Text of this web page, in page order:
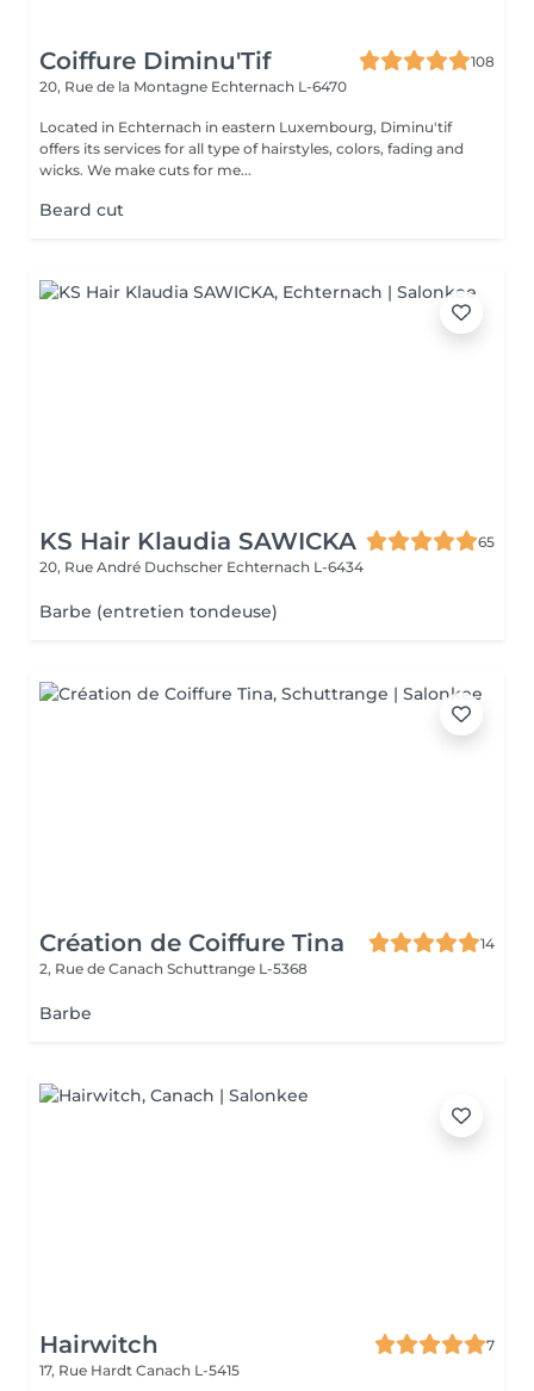
Coiffure Diminu'Tif
108
20, Rue de la Montagne Echternach L-6470
Located in Echternach in eastern Luxembourg, Diminu'tif
offers its services for all type of hairstyles, colors, fading and
wicks. We make cuts for me...
Beard cut
KS Hair Klaudia SAWICKA
65
20, Rue André Duchscher Echternach L-6434
Barbe (entretien tondeuse)
Création de Coiffure Tina
14
2, Rue de Canach Schuttrange L-5368
Barbe
Hairwitch
7
17, Rue Hardt Canach L-5415